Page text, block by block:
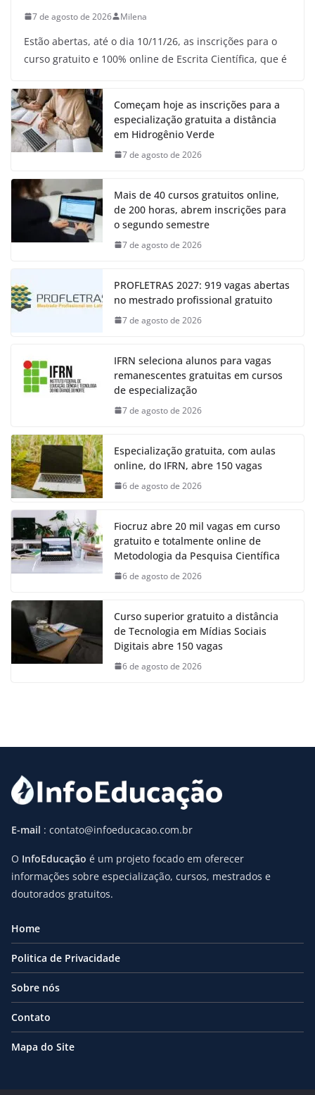
7 de agosto de 2026 Milena
Estão abertas, até o dia 10/11/26, as inscrições para o
curso gratuito e 100% online de Escrita Científica, que é
Começam hoje as inscrições para a
especialização gratuita a distância
em Hidrogênio Verde
7 de agosto de 2026
Mais de 40 cursos gratuitos online,
de 200 horas, abrem inscrições para
o segundo semestre
7 de agosto de 2026
PROFLETRAS 2027: 919 vagas abertas
no mestrado profissional gratuito
7 de agosto de 2026
IFRN seleciona alunos para vagas
remanescentes gratuitas em cursos
de especialização
7 de agosto de 2026
Especialização gratuita, com aulas
online, do IFRN, abre 150 vagas
6 de agosto de 2026
Fiocruz abre 20 mil vagas em curso
gratuito e totalmente online de
Metodologia da Pesquisa Científica
6 de agosto de 2026
Curso superior gratuito a distância
de Tecnologia em Mídias Sociais
Digitais abre 150 vagas
6 de agosto de 2026
E-mail : contato@infoeducacao.com.br
O InfoEducação é um projeto focado em oferecer
informações sobre especialização, cursos, mestrados e
doutorados gratuitos.
Home
Politica de Privacidade
Sobre nós
Contato
Mapa do Site